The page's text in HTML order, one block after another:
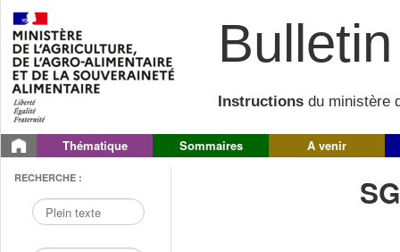
Instructions du ministère
Thématique Sommaires A venir
RECHERCHE :